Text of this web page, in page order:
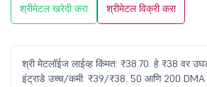
श्रीमेटल खरेदी करा श्रीमेटल विक्री करा
श्री मेटलॉईज लाईव्ह किंमत: ₹38.70. हे ₹38 वर
इंट्राडे उच्च/कमी: ₹39/₹38. 50 आणि 200